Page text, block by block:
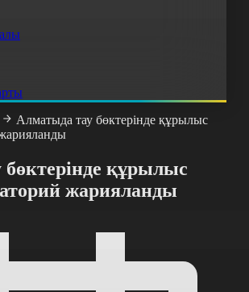
Алматыда тау бөктерінде құрылыс
құрылыс
жарияланды